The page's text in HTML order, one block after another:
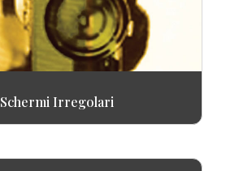
Schermi Irregolari